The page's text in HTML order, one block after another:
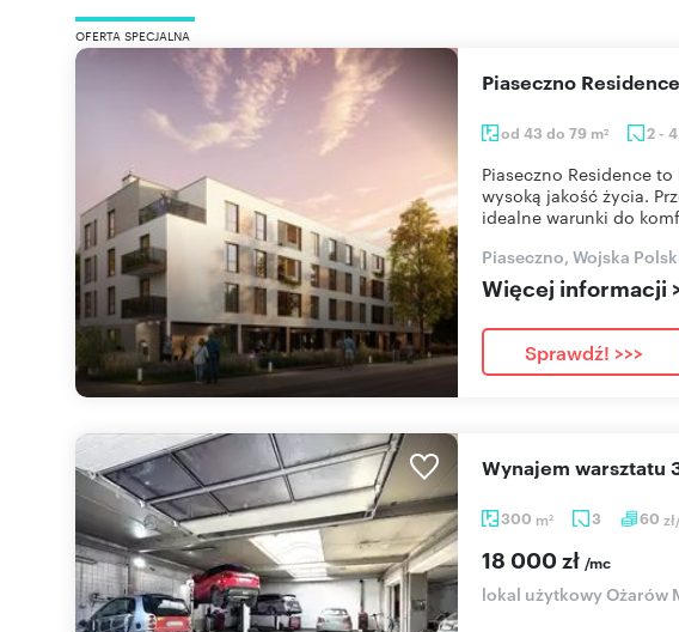
OFERTA SPECJALNA
od 43 do 79 m2 2 -
Piaseczno
Piaseczno Residence
wysoką jakość życia.
idealne warunki do
Piaseczno, Wojska
Więcej informacji
Sprawdź! >>>
300 m2 3 60
Wynajem
18 000 zł /mc
lokal użytkowy Ożarów